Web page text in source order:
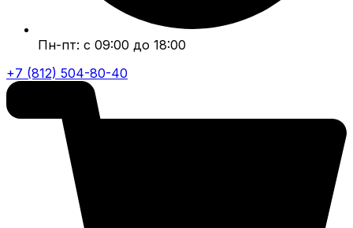
Пн-пт: с 09:00 до 18:00
+7 (812) 504-80-40